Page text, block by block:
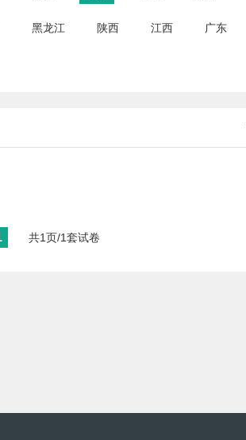
黑龙江 陕西 江西 广东
共1页/1套试卷